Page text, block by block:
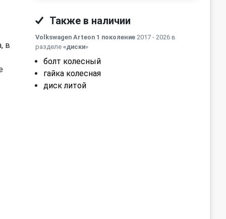
в
Также в наличии
Volkswagen Arteon 1 поколение 2017 - 2026 в
разделе «диски»
болт колесный
гайка колесная
диск литой